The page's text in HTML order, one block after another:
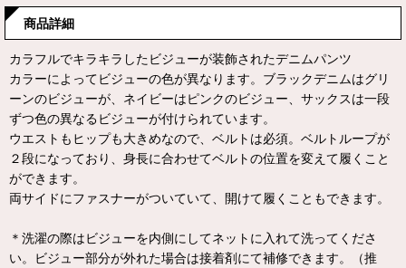
商品詳細
カラフルでキラキラしたビジューが装飾されたデニムパンツ
カラーによってビジューの色が異なります。ブラックデニムはグリ
ーンのビジューが、ネイビーはピンクのビジュー、サックスは一段
ずつ色の異なるビジューが付けられています。
ウエストもヒップも大きめなので、ベルトは必須。ベルトループが
２段になっており、身長に合わせてベルトの位置を変えて履くこと
ができます。
両サイドにファスナーがついていて、開けて履くこともできます。
＊洗濯の際はビジューを内側にしてネットに入れて洗ってくださ
い。ビジュー部分が外れた場合は接着剤にて補修できます。（推